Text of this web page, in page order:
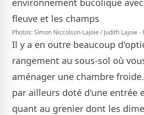
Photos: Simon Niccolson-Lajoie / Judith Lajoie
Il y a en outre beaucoup
rangement au sous-sol où
aménager une chambre
par ailleurs doté d'une entrée
quant au grenier dont les